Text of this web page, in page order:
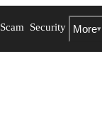
Scam Security More▾